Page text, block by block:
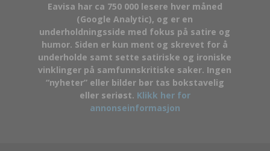
Eavisa har ca 750 000 lesere hver måned
(Google Analytic), og er en
underholdningsside med fokus på satire og
humor. Siden er kun ment og skrevet for å
underholde samt sette satiriske og ironiske
vinklinger på samfunnskritiske saker. Ingen
“nyheter” eller bilder bør tas bokstavelig
eller seriøst. Klikk her for
annonseinformasjon